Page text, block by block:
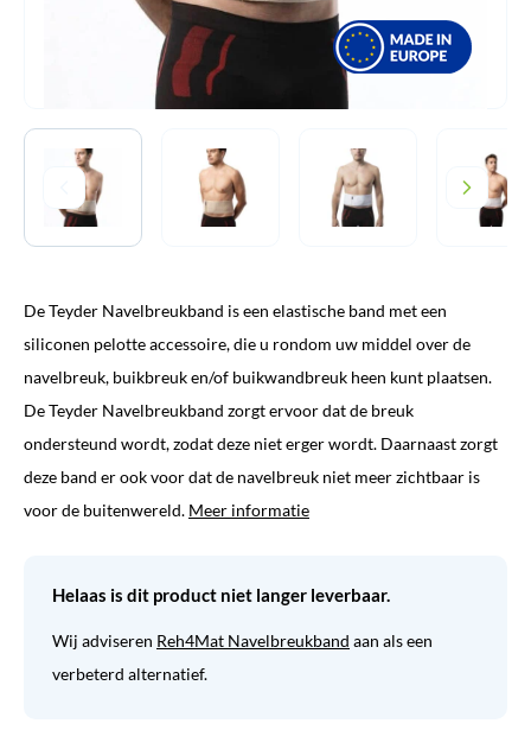
De Teyder Navelbreukband is een elastische band met een
siliconen pelotte accessoire, die u rondom uw middel over de
navelbreuk, buikbreuk en/of buikwandbreuk heen kunt plaatsen.
De Teyder Navelbreukband zorgt ervoor dat de breuk
ondersteund wordt, zodat deze niet erger wordt. Daarnaast zorgt
deze band er ook voor dat de navelbreuk niet meer zichtbaar is
voor de buitenwereld. Meer informatie
Helaas is dit product niet langer leverbaar.
Wij adviseren Reh4Mat Navelbreukband aan als een
verbeterd alternatief.